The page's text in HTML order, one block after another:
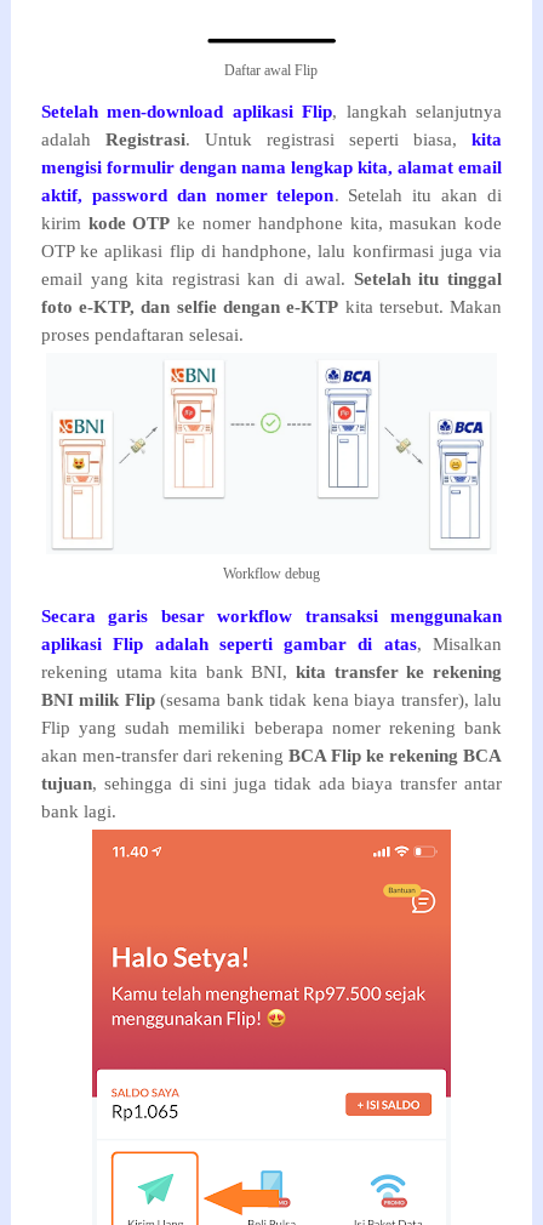
Daftar awal Flip
Setelah men-download aplikasi Flip, langkah selanjutnya
adalah Registrasi. Untuk registrasi seperti biasa,kita
mengisi formulir dengan nama lengkap kita, alamat email
aktif, password dan nomer telepon. Setelah itu akan di
kirim kode OTP ke nomer handphone kita, masukan kode
OTP ke aplikasi flip di handphone, lalu konfirmasi juga via
email yang kita registrasi kan di awal. Setelah itu tinggal
foto e-KTP, dan selfie dengan e-KTP kita tersebut. Makan
proses pendaftaran selesai.
Workflow debug
Secara garis besar workflow transaksi menggunakan
aplikasi Flip adalah seperti gambar di atas, Misalkan
rekening utama kita bank BNI,kita transfer ke rekening
BNI milik Flip(sesama bank tidak kena biaya transfer), lalu
Flip yang sudah memiliki beberapa nomer rekening bank
akan men-transfer dari rekening BCA Flip ke rekening BCA
tujuan, sehingga di sini juga tidak ada biaya transfer antar
bank lagi.